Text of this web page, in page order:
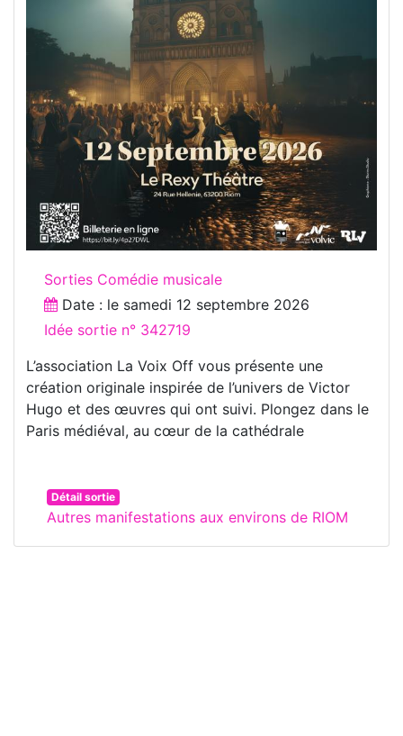
Sorties Comédie musicale
Date : le samedi 12 septembre 2026
Idée sortie n° 342719
L’association La Voix Off vous présente une
création originale inspirée de l’univers de Victor
Hugo et des œuvres qui ont suivi. Plongez dans le
Paris médiéval, au cœur de la cathédrale
Détail sortie
Autres manifestations aux environs de RIOM